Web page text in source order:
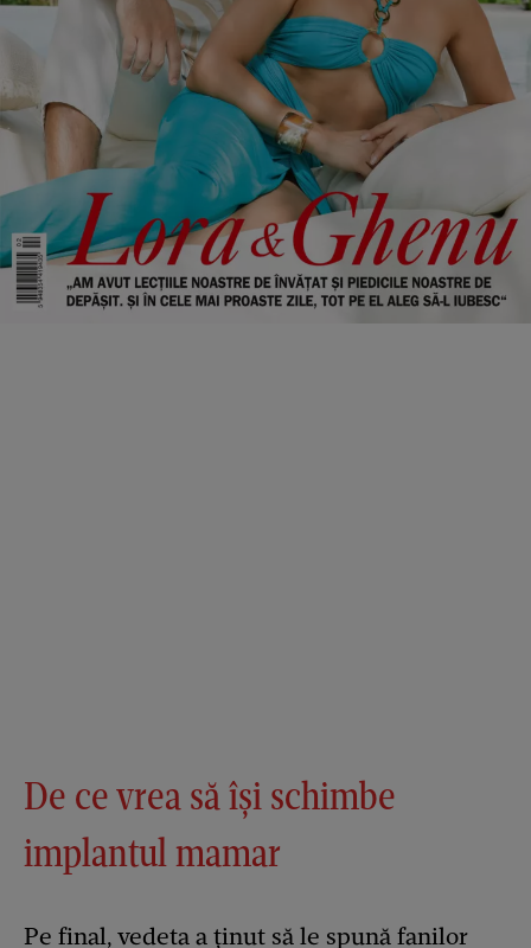
De ce vrea să își schimbe
implantul mamar
Pe final, vedeta a ținut să le spună fanilor